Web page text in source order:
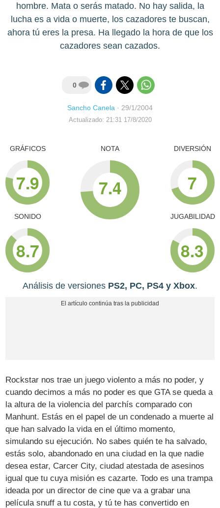
hombre. Mata o serás matado. No hay salida, la
lucha es a vida o muerte, los cazadores te buscan,
ahora tú eres la presa. Ha llegado la hora de que los
cazadores sean cazados.
0
Sancho Canela · 29/1/2004
Actualizado: 21:31 17/8/2020
GRÁFICOS
7.9
SONIDO
8.7
NOTA
7.4
DIVERSIÓN
7
JUGABILIDAD
8.3
Análisis de versiones PS2, PC, PS4 y Xbox.
Rockstar nos trae un juego violento a más no poder, y
cuando decimos a más no poder es que GTA se queda a
la altura de la violencia del parchís comparado con
Manhunt. Estás en el papel de un condenado a muerte al
que han salvado la vida en el último momento,
simulando su ejecución. No sabes quién te ha salvado,
estás solo, abandonado en una ciudad en la que nadie
desea estar, Carcer City, ciudad atestada de asesinos
igual que tu cuya misión es cazarte. Todo es una trampa
ideada por un director de cine que va a grabar una
película snuff a tu costa, y tú te has convertido en